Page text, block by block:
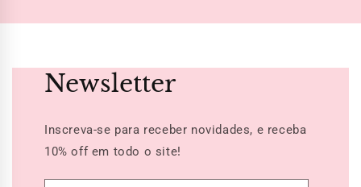
Newsletter
Inscreva-se para receber novidades, e receba
10% offem todo o site!